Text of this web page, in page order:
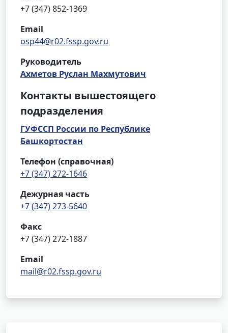
+7 (347) 852-1369
Email
osp44@r02.fssp.gov.ru
Руководитель
Ахметов Руслан Махмутович
Контакты вышестоящего
подразделения
ГУФССП России по Республике
Башкортостан
Телефон (справочная)
+7 (347) 272-1646
Дежурная часть
+7 (347) 273-5640
Факс
+7 (347) 272-1887
Email
mail@r02.fssp.gov.ru